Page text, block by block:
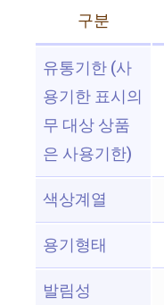
구분
유통기한 (사
용기한 표시의
무 대상 상품
은 사용기한)
색상계열
용기형태
발림성